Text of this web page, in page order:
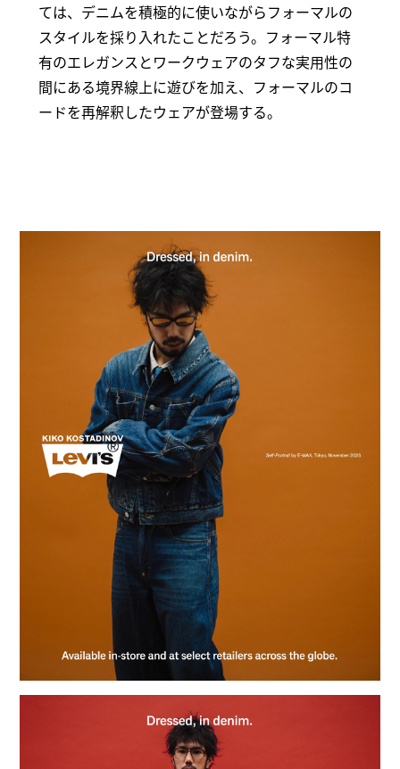
ては、デニムを積極的に使いながらフォーマルの
スタイルを採り入れたことだろう。フォーマル特
有のエレガンスとワークウェアのタフな実用性の
間にある境界線上に遊びを加え、フォーマルのコ
ードを再解釈したウェアが登場する。